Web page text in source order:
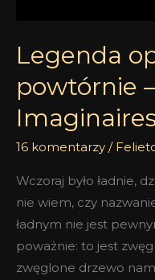
Legenda
powtórnie
16 komentarzy /
Wczoraj było ładnie,
nie wiem, czy
ładnym nie jest
poważnie: to jest
zwęglone drzewo